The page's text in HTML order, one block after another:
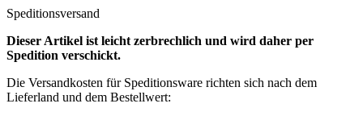
Speditionsversand
Dieser Artikel ist leicht zerbrechlich und wird daher per
Spedition verschickt.
Die Versandkosten für Speditionsware richten sich nach dem
Lieferland und dem Bestellwert: